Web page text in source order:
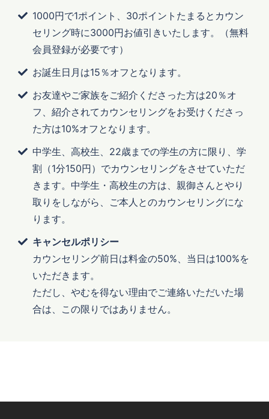
1000円で1ポイント、30ポイントたまるとカウン
セリング時に3000円お値引きいたします。（無料
会員登録が必要です）
お誕生日月は15％オフとなります。
お友達やご家族をご紹介くださった方は20％オ
フ、紹介されてカウンセリングをお受けくださっ
た方は10%オフとなります。
中学生、高校生、22歳までの学生の方に限り、学
割（1分150円）でカウンセリングをさせていただ
きます。中学生・高校生の方は、親御さんとやり
取りをしながら、ご本人とのカウンセリングにな
ります。
キャンセルポリシー
カウンセリング前日は料金の50%、当日は100%を
いただきます。
ただし、やむを得ない理由でご連絡いただいた場
合は、この限りではありません。